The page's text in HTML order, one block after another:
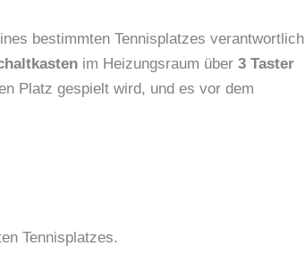
bestimmten Tennisplatzes verantwortlich
im Heizungsraum über 3 Taster
Platz gespielt wird, und es vor dem
Tennisplatzes.